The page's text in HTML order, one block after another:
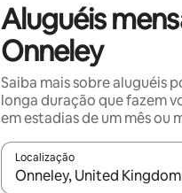
Aluguéis
Onneley
Saiba mais sobre aluguéis
longa duração que fazem
em estadias de um mês ou
Localização
Quando os resultados